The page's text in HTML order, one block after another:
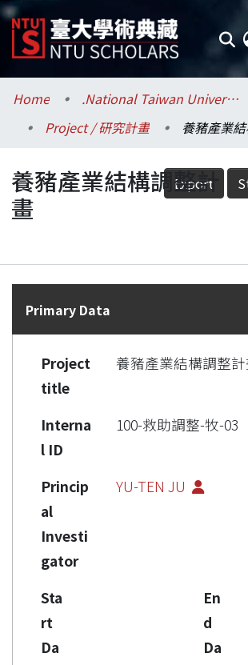
Communities & Collections
Research Outputs
Fundings & Projects
Researchers
Statistics
Home
.National Taiwan University / 國立臺灣大學
Project / 研究計畫
養豬產業
Export
養豬產業結構調整計
畫
Details
Primary Data
Project
title
養豬產業結構調整
Interna
l ID
100-救助調整-牧-03
Princip
al
Investi
gator
YU-TEN JU
Sta
rt
Da
En
d
Da